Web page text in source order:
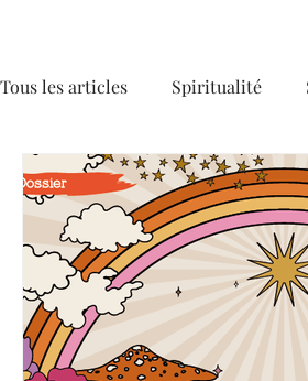
Tous les articles Spiritualité
Dossiers Articles
Bio Coup de coeur
Yoga Immunité Musique